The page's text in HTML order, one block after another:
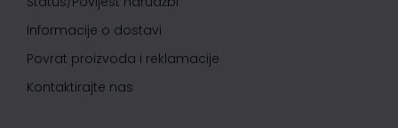
Informacije o dostavi
Povrat proizvoda i reklamacije
Kontaktirajte nas